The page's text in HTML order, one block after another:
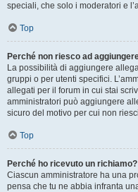
speciali, che solo i moderatori e
Top
Perché non riesco ad
La possibilità di aggiungere
gruppi o per utenti specifici.
allegati per il forum in cui stai
amministratori può aggiungere
sicuro del motivo per cui non
Top
Perché ho ricevuto un richiamo?
Ciascun amministratore ha una
pensa che tu ne abbia infranta